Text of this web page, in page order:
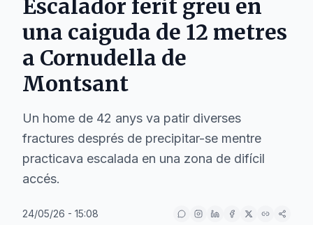
Escalador ferit greu en
una caiguda de 12 metres
a Cornudella de
Montsant
Un home de 42 anys va patir diverses
fractures després de precipitar-se mentre
practicava escalada en una zona de difícil
accés.
24/05/26 - 15:08